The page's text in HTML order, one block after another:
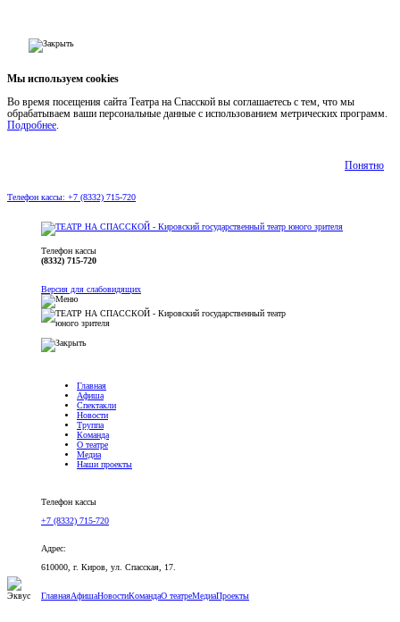
Мы используем cookies
Во время посещения сайта Театра на Спасской вы соглашаетесь с тем, что мы
обрабатываем ваши персональные данные с использованием метрических программ.
Подробнее.
Понятно
Телефон кассы: +7 (8332) 715-720
Телефон кассы
(8332) 715-720
Версия для слабовидящих
Главная
Афиша
Спектакли
Новости
Труппа
Команда
О театре
Медиа
Наши проекты
Телефон кассы
+7 (8332) 715-720
Адрес:
610000, г. Киров, ул. Спасская, 17.
ГлавнаяАфишаНовостиКомандаО театреМедиаПроекты